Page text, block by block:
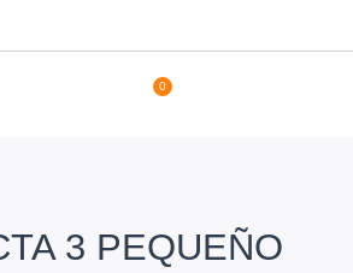
0
3 PEQUEÑO